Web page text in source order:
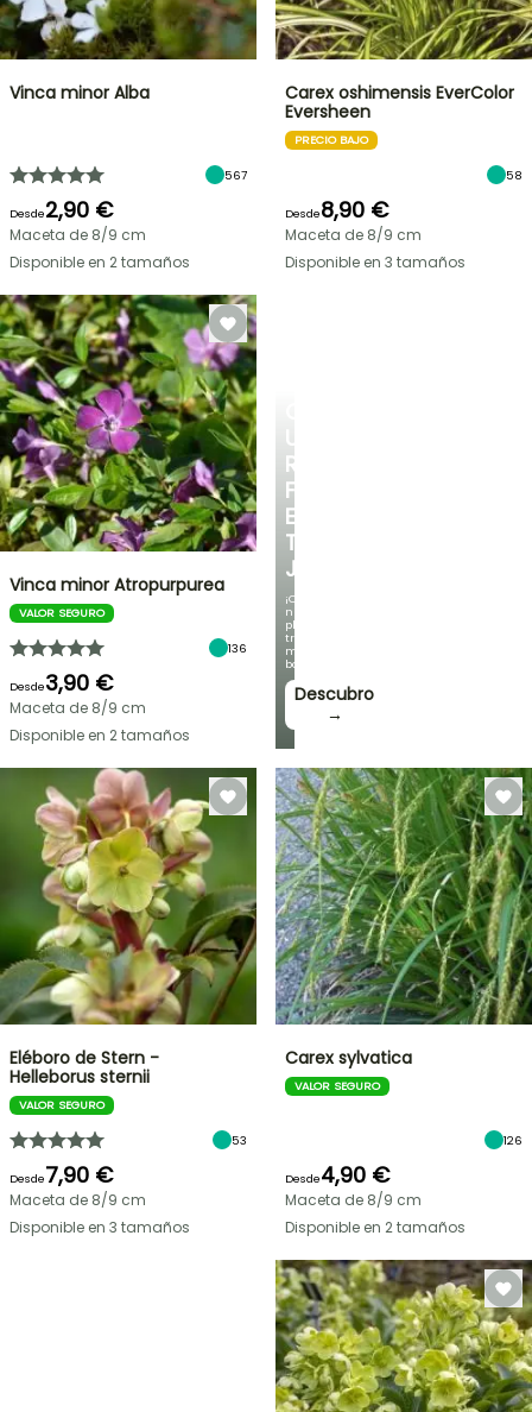
UN
RINCÓN
FRESCO
EN
TU
JARDÍN
¡Con
nuestras
plantas
trepadoras
más
bonitas!
Descubro
→
Vinca minor Alba
567
Desde2,90 €
Maceta de 8/9 cm
Disponible en 2 tamaños
Carex oshimensis EverColor
Eversheen
PRECIO BAJO
58
Desde8,90 €
Maceta de 8/9 cm
Disponible en 3 tamaños
Vinca minor Atropurpurea
VALOR SEGURO
136
Desde3,90 €
Maceta de 8/9 cm
Disponible en 2 tamaños
Eléboro de Stern -
Helleborus sternii
VALOR SEGURO
53
Desde7,90 €
Maceta de 8/9 cm
Disponible en 3 tamaños
Carex sylvatica
VALOR SEGURO
126
Desde4,90 €
Maceta de 8/9 cm
Disponible en 2 tamaños